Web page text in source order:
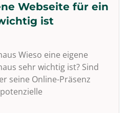
Webseite für ein
ist
Wieso eine eigene
sehr wichtig ist? Sind
seine Online-Präsenz